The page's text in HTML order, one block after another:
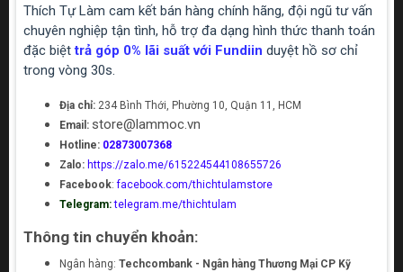
Thích Tự Làm cam kết bán hàng chính hãng, đội ngũ tư vấn
chuyên nghiệp tận tình, hỗ trợ đa dạng hình thức thanh toán
đặc biệttrả góp 0% lãi suất với Fundiin duyệt hồ sơ chỉ
trong vòng 30s.
Địa chỉ: 234 Bình Thới, Phường 10, Quận 11, HCM
Email: store@lammoc.vn
Hotline: 02873007368
Zalo: https://zalo.me/615224544108655726
Facebook:facebook.com/thichtulamstore
Telegram: telegram.me/thichtulam
Thông tin chuyển khoản:
Ngân hàng: Techcombank - Ngân hàng Thương Mại CP Kỹ